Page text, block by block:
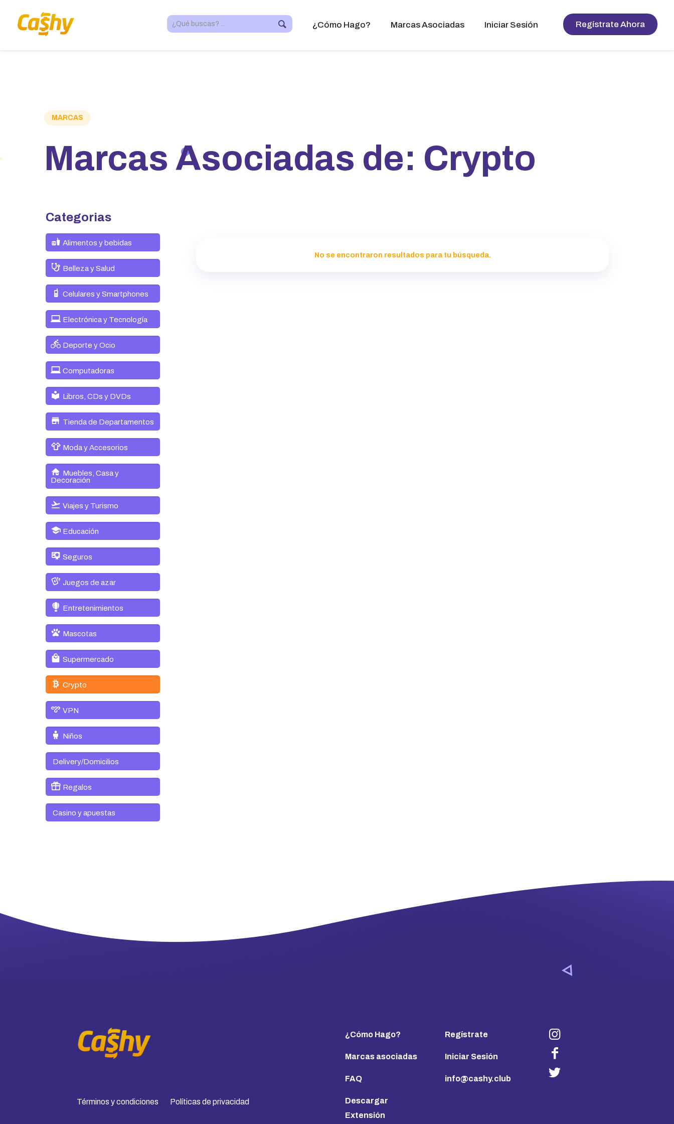
¿Cómo Hago? Marcas Asociadas Iniciar Sesión Regístrate Ahora
MARCAS
Marcas Asociadas de: Crypto
Categorias
Alimentos y bebidas
Belleza y Salud
Celulares y Smartphones
Electrónica y Tecnología
Deporte y Ocio
Computadoras
Libros, CDs y DVDs
Tienda de Departamentos
Moda y Accesorios
Muebles, Casa y
Decoración
Viajes y Turismo
Educación
Seguros
Juegos de azar
Entretenimientos
Mascotas
Supermercado
Crypto
VPN
Niños
Delivery/Domicilios
Regalos
Casino y apuestas
No se encontraron resultados para tu búsqueda.
Términos y condiciones Políticas de privacidad
¿Cómo Hago?
Marcas asociadas
FAQ
Descargar
Extensión
Regístrate
Iniciar Sesión
info@cashy.club